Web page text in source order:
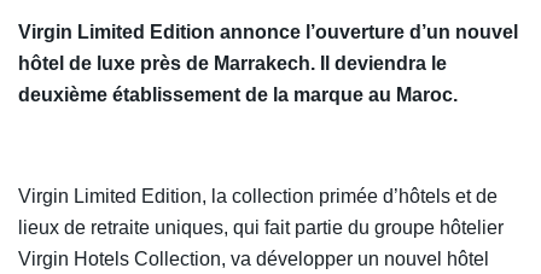
Virgin Limited Edition annonce l’ouverture d’un nouvel
hôtel de luxe près de Marrakech. Il
deviendra le
deuxième établissement de la marque au Maroc.
Virgin Limited Edition, la collection primée d’hôtels et de
lieux de retraite uniques, qui fait partie du groupe hôtelier
Virgin Hotels Collection, va développer un nouvel hôtel